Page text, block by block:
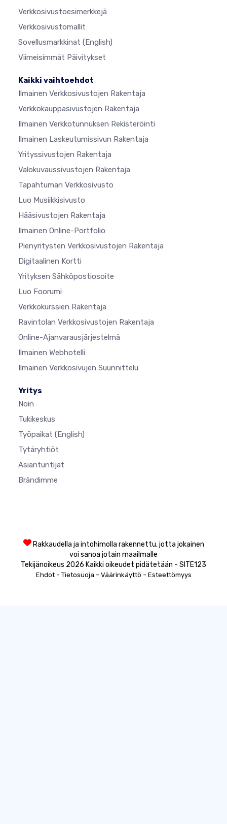
Verkkosivustoesimerkkejä
Verkkosivustomallit
Sovellusmarkkinat (English)
Viimeisimmät Päivitykset
Kaikki vaihtoehdot
Ilmainen Verkkosivustojen Rakentaja
Verkkokauppasivustojen Rakentaja
Ilmainen Verkkotunnuksen Rekisteröinti
Ilmainen Laskeutumissivun Rakentaja
Yrityssivustojen Rakentaja
Valokuvaussivustojen Rakentaja
Tapahtuman Verkkosivusto
Luo Musiikkisivusto
Hääsivustojen Rakentaja
Ilmainen Online-Portfolio
Pienyritysten Verkkosivustojen Rakentaja
Digitaalinen Kortti
Yrityksen Sähköpostiosoite
Luo Foorumi
Verkkokurssien Rakentaja
Ravintolan Verkkosivustojen Rakentaja
Online-Ajanvarausjärjestelmä
Ilmainen Webhotelli
Ilmainen Verkkosivujen Suunnittelu
Yritys
Noin
Tukikeskus
Työpaikat (English)
Tytäryhtiöt
Asiantuntijat
Brändimme
Rakkaudella ja intohimolla rakennettu, jotta jokainen
voi sanoa jotain maailmalle
Tekijänoikeus 2026 Kaikki oikeudet pidätetään - SITE123
Ehdot- Tietosuoja - Väärinkäyttö - Esteettömyys